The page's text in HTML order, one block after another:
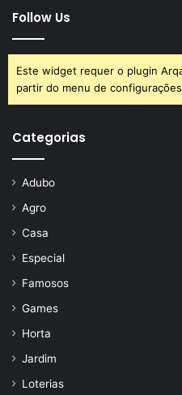
Follow Us
Este widget requer o plugin
partir do menu de
Categorias
Adubo
Agro
Casa
Especial
Famosos
Games
Horta
Jardim
Loterias